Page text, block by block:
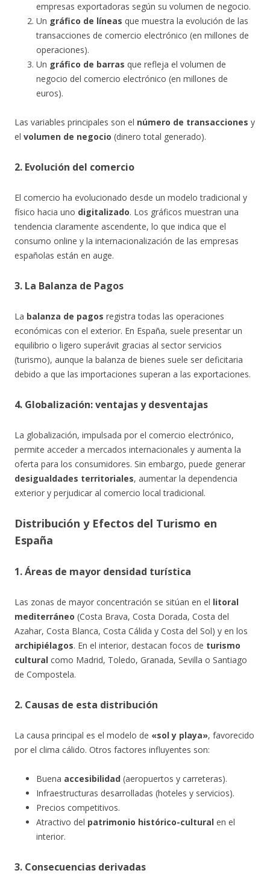
empresas exportadoras según su volumen de negocio.
Un gráfico de líneas que muestra la evolución de las
transacciones de comercio electrónico (en millones de
operaciones).
Un gráfico de barras que refleja el volumen de
negocio del comercio electrónico (en millones de
euros).
Las variables principales son el número de transacciones y
el volumen de negocio (dinero total generado).
2. Evolución del comercio
El comercio ha evolucionado desde un modelo tradicional y
físico hacia uno digitalizado. Los gráficos muestran una
tendencia claramente ascendente, lo que indica que el
consumo online y la internacionalización de las empresas
españolas están en auge.
3. La Balanza de Pagos
La balanza de pagos registra todas las operaciones
económicas con el exterior. En España, suele presentar un
equilibrio o ligero superávit gracias al sector servicios
(turismo), aunque la balanza de bienes suele ser deficitaria
debido a que las importaciones superan a las exportaciones.
4. Globalización: ventajas y desventajas
La globalización, impulsada por el comercio electrónico,
permite acceder a mercados internacionales y aumenta la
oferta para los consumidores. Sin embargo, puede generar
desigualdades territoriales, aumentar la dependencia
exterior y perjudicar al comercio local tradicional.
Distribución y Efectos del Turismo en
España
1. Áreas de mayor densidad turística
Las zonas de mayor concentración se sitúan en el litoral
mediterráneo (Costa Brava, Costa Dorada, Costa del
Azahar, Costa Blanca, Costa Cálida y Costa del Sol) y en los
archipiélagos. En el interior, destacan focos de turismo
cultural como Madrid, Toledo, Granada, Sevilla o Santiago
de Compostela.
2. Causas de esta distribución
La causa principal es el modelo de «sol y playa», favorecido
por el clima cálido. Otros factores influyentes son:
Buena accesibilidad (aeropuertos y carreteras).
Infraestructuras desarrolladas (hoteles y servicios).
Precios competitivos.
Atractivo del patrimonio histórico-cultural en el
interior.
3. Consecuencias derivadas